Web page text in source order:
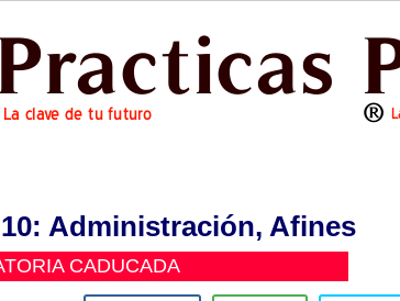
10: Administración, Afines
CADUCADA